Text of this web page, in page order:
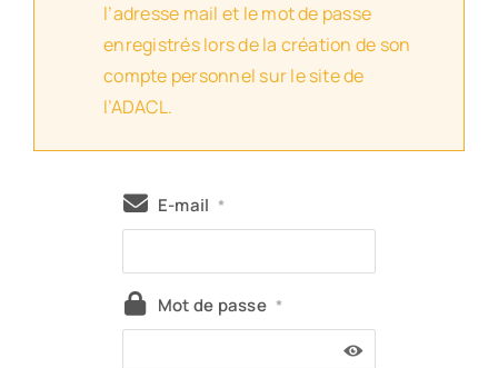
l’adresse mail et le mot de passe
enregistrés lors de la création de son
compte personnel sur le site de
l’ADACL.
E-mail *
Mot de passe *